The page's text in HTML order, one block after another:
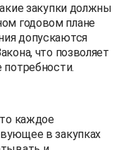
закупки должны
годовом плане
допускаются
что позволяет
потребности.
каждое
в закупках